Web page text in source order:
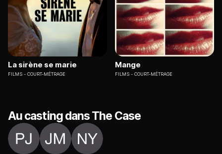
La sirène se marie
FILMS COURT-MÉTRAGE
Mange
FILMS COURT-MÉTRAGE
Au casting dans The Case